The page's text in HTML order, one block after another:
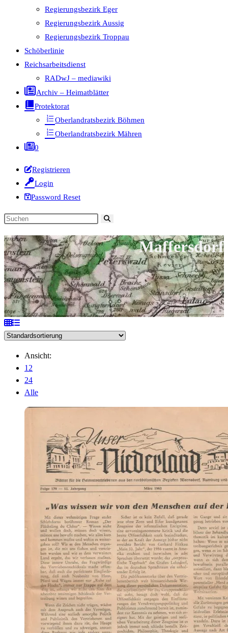
Regierungsbezirk Eger
Regierungsbezirk Aussig
Regierungsbezirk Troppau
Schöberlinie
Reichsarbeitsdienst
RADwJ – mediawiki
Archiv – Heimatblätter
Protektorat
Oberlandratsbezirk Böhmen
Oberlandratsbezirk Mähren
0
Registrieren
Login
Password Reset
Diese
durchsuchen
Maffersdorf
Ansicht:
12
24
Alle